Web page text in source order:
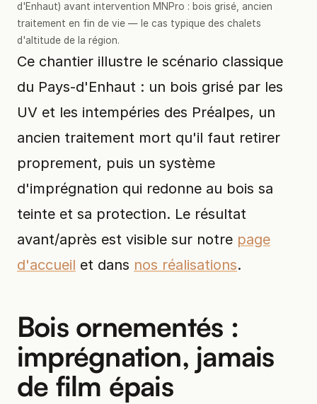
d'Enhaut) avant intervention MNPro : bois grisé, ancien
traitement en fin de vie — le cas typique des chalets
d'altitude de la région.
Ce chantier illustre le scénario classique
du Pays-d'Enhaut : un bois grisé par les
UV et les intempéries des Préalpes, un
ancien traitement mort qu'il faut retirer
proprement, puis un système
d'imprégnation qui redonne au bois sa
teinte et sa protection. Le résultat
avant/après est visible sur notre page
d'accueil et dans nos réalisations.
Bois ornementés :
imprégnation, jamais
de film épais